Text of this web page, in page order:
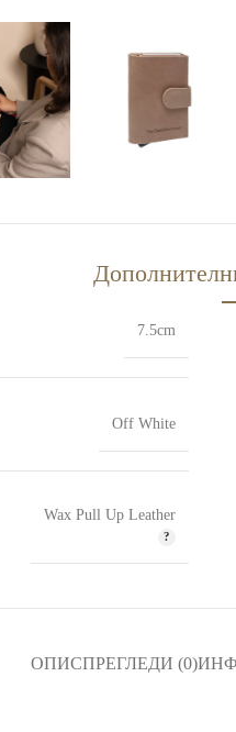
7.5cm
Off White
Wax Pull Up Leather
ОПИСПРЕГЛЕДИ (0)